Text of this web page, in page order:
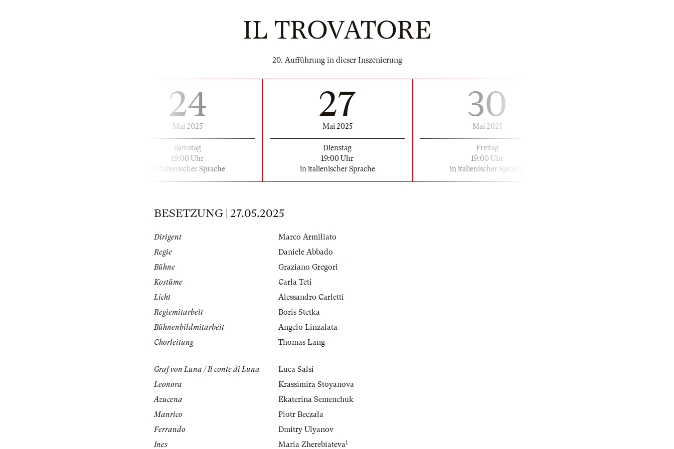
IL TROVATORE
20. Aufführung in dieser Inszenierung
24
Mai 2025
Samstag
19:00 Uhr
in italienischer Sprache
27
Mai 2025
Dienstag
19:00 Uhr
in italienischer Sprache
30
Mai 2025
Freitag
19:00 Uhr
in italienischer Sprache
BESETZUNG | 27.05.2025
Dirigent
Marco Armiliato
Regie
Daniele Abbado
Bühne
Graziano Gregori
Kostüme
Carla Teti
Licht
Alessandro Carletti
Regiemitarbeit
Boris Stetka
Bühnenbildmitarbeit
Angelo Linzalata
Chorleitung
Thomas Lang
Graf von Luna / Il conte di Luna
Luca Salsi
Leonora
Krassimira Stoyanova
Azucena
Ekaterina Semenchuk
Manrico
Piotr Beczała
Ferrando
Dmitry Ulyanov
Ines
Maria Zherebiateva1